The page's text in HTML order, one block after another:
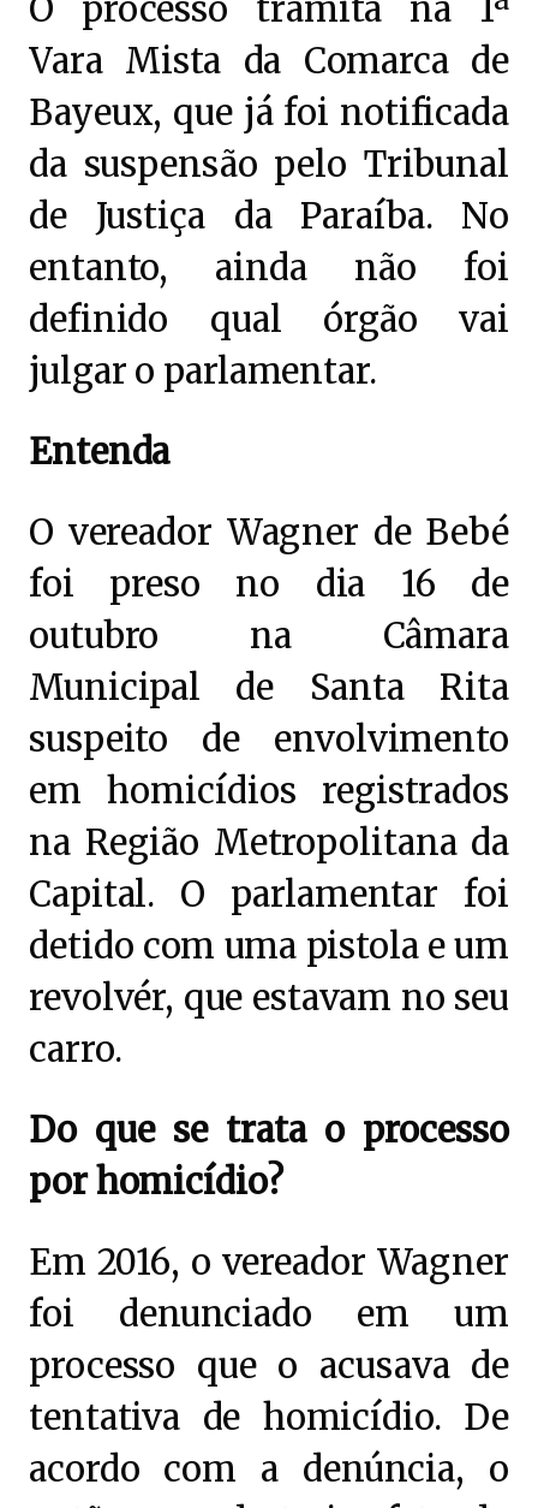
O processo tramita na 1ª
Vara Mista da Comarca de
Bayeux, que já foi notificada
da suspensão pelo Tribunal
de Justiça da Paraíba. No
entanto, ainda não foi
definido qual órgão vai
julgar o parlamentar.
Entenda
O vereador Wagner de Bebé
foi preso no dia 16 de
outubro na Câmara
Municipal de Santa Rita
suspeito de envolvimento
em homicídios registrados
na Região Metropolitana da
Capital. O parlamentar foi
detido com uma pistola e um
revolvér, que estavam no seu
carro.
Do que se trata o processo
por homicídio?
Em 2016, o vereador Wagner
foi denunciado em um
processo que o acusava de
tentativa de homicídio. De
acordo com a denúncia, o